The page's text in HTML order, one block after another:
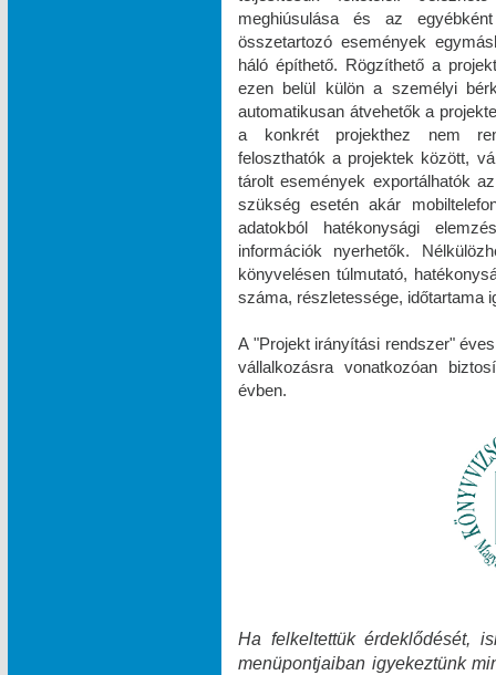
meghiúsulása és az
összetartozó események
háló építhető. Rögzíthető a
ezen belül külön a személyi
automatikusan átvehetők a
a konkrét projekthez nem
feloszthatók a projektek között,
tárolt események exportálhatók
szükség esetén akár
adatokból hatékonysági
információk nyerhetők.
könyvelésen túlmutató,
száma, részletessége, időtartama
A "Projekt irányítási rendszer"
vállalkozásra vonatkozóan
évben.
Ha felkeltettük érdeklődését,
menüpontjaiban igyekeztünk